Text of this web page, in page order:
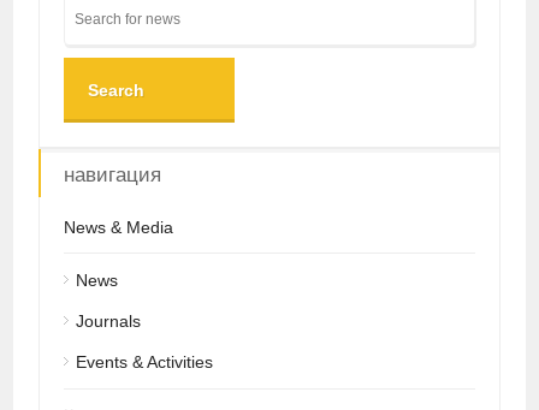
Search
навигация
News & Media
News
Journals
Events & Activities